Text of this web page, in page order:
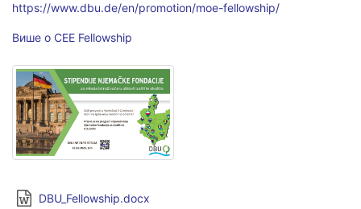
https://www.dbu.de/en/promotion/moe-fellowship/
Више о CEE Fellowship
DBU_Fellowship.docx